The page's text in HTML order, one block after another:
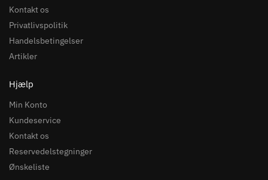
Kontakt os
Privatlivspolitik
Handelsbetingelser
Artikler
Hjælp
Min Konto
Kundeservice
Kontakt os
Reservedelstegninger
Ønskeliste